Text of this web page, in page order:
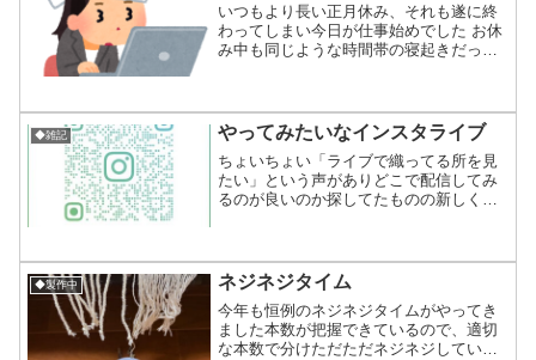
いつもより長い正月休み、それも遂に終
わってしまい今日が仕事始めでした お休
み中も同じような時間帯の寝起きだった
来なかった事などあれこ...
◆雑記 やってみたいなインスタライブ
ちょいちょい「ライブで織ってる所を見
たい」という声がありどこで配信してみ
るのが良いのか探してたものの新しく配
な〜と思案中。別に『配信で収益』みた
いな感じのも...
◆製作中 ネジネジタイム
今年も恒例のネジネジタイムがやってき
ました本数が把握できているので、適切
な本数で分けただただネジネジしていく